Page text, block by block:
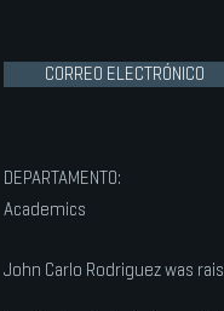
CORREO ELECTRÓNICO
DEPARTAMENTO:
Academics
John Carlo Rodriguez was